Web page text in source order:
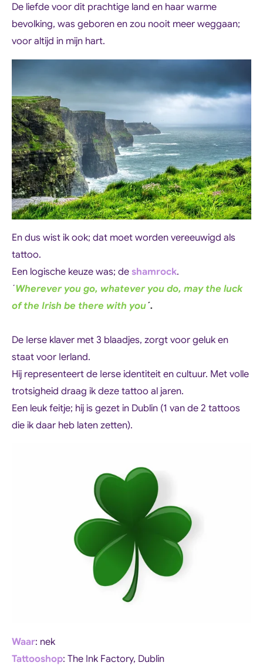
De liefde voor dit prachtige land en haar warme
bevolking, was geboren en zou nooit meer weggaan;
voor altijd in mijn hart.
En dus wist ik ook; dat moet worden vereeuwigd als
tattoo.
Een logische keuze was; deshamrock.
´Wherever you go, whatever you do, may the luck
of the Irish be there with you´.
De Ierse klaver met 3 blaadjes, zorgt voor geluk en
staat voor Ierland.
Hij representeert de Ierse identiteit en cultuur. Met volle
trotsigheid draag ik deze tattoo al jaren.
Een leuk feitje; hij is gezet in Dublin (1 van de 2 tattoos
die ik daar heb laten zetten).
Waar: nek
Tattooshop: The Ink Factory, Dublin